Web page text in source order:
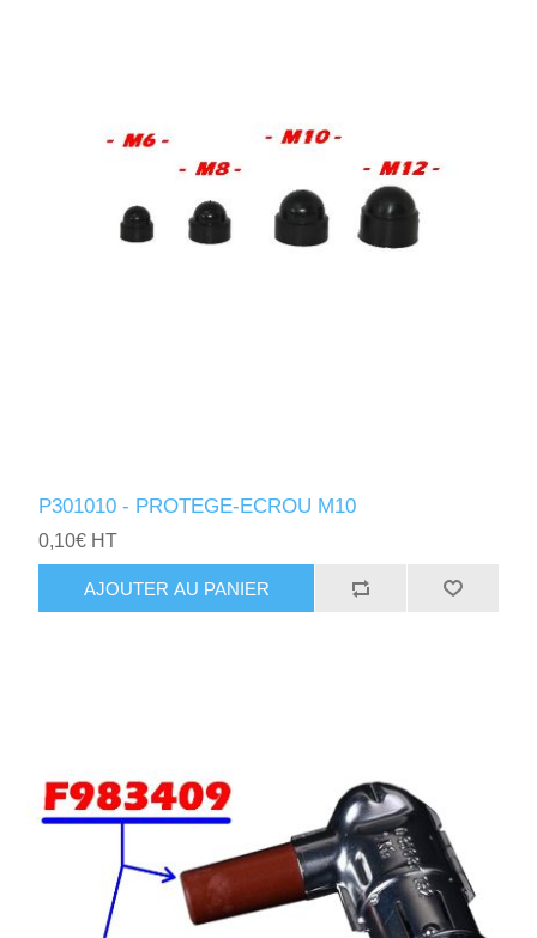
P301010 - PROTEGE-ECROU M10
0,10€ HT
AJOUTER AU PANIER